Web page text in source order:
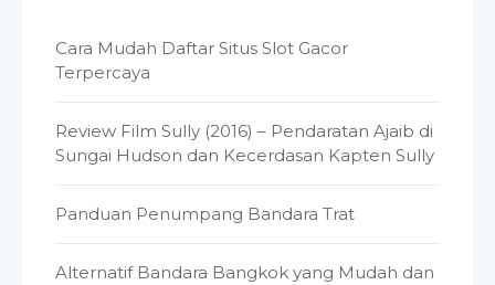
Cara Mudah Daftar Situs Slot Gacor
Terpercaya
Review Film Sully (2016) – Pendaratan Ajaib di
Sungai Hudson dan Kecerdasan Kapten Sully
Panduan Penumpang Bandara Trat
Alternatif Bandara Bangkok yang Mudah dan